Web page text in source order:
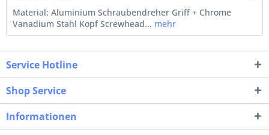
Material: Aluminium Schraubendreher Griff + Chrome
Vanadium Stahl Kopf Screwhead... mehr
Service Hotline
Shop Service
Informationen